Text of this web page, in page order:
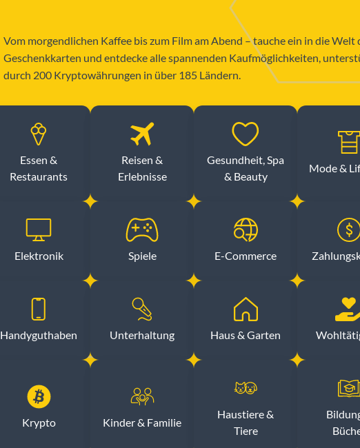
Vom morgendlichen Kaffee bis zum Film am Abend – tauche ein in die Welt
Geschenkkarten und entdecke alle spannenden Kaufmöglichkeiten,
durch 200 Kryptowährungen in über 185 Ländern.
Essen &
Restaurants
Reisen &
Erlebnisse
Gesundheit, Spa
& Beauty
Mode &
Elektronik Spiele E-Commerce
Handyguthaben Unterhaltung Haus & Garten
Krypto Kinder & Familie
Haustiere &
Tiere